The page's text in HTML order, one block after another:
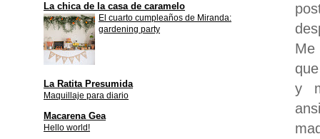
Me
y
La chica de la casa de caramelo
El cuarto cumpleaños de Miranda:
gardening party
La Ratita Presumida
Maquillaje para diario
Macarena Gea
Hello world!